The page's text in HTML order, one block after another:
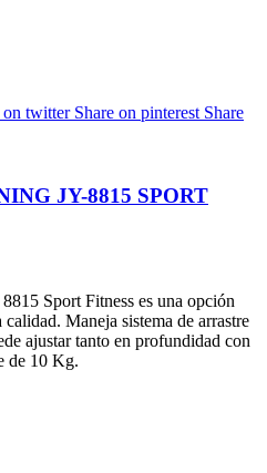
on twitter Share on pinterest Share
JY-8815 SPORT
Sport Fitness es una opción
Maneja sistema de arrastre
ajustar tanto en profundidad con
de 10 Kg.